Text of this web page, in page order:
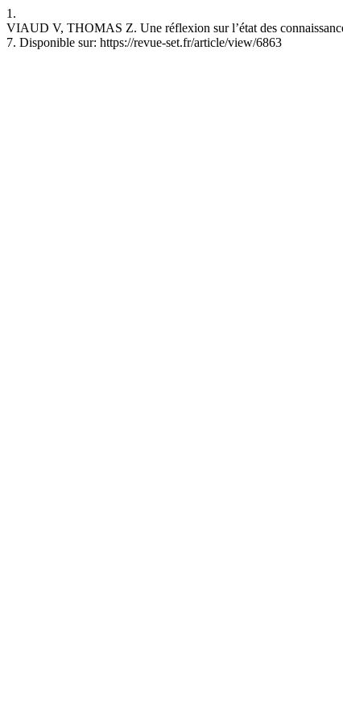
1.
VIAUD V, THOMAS Z. Une réflexion sur l’état des
7. Disponible sur: https://revue-set.fr/article/view/6863